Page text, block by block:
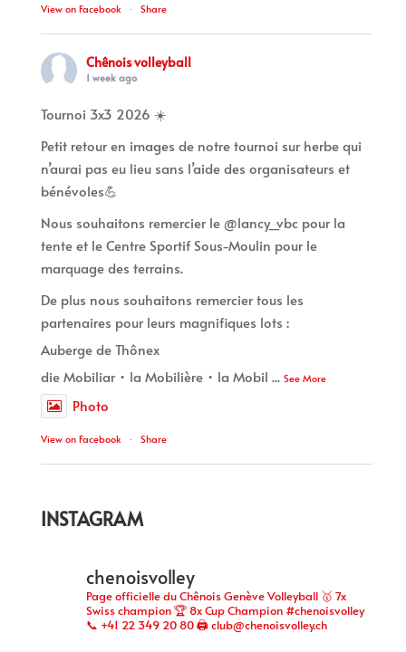
View on Facebook · Share
Chênois volleyball
1 week ago
Tournoi 3x3 2026 ☀️
Petit retour en images de notre tournoi sur herbe qui
n’aurai pas eu lieu sans l’aide des organisateurs et
bénévoles💪
Nous souhaitons remercier le @lancy_vbc pour la
tente et le Centre Sportif Sous-Moulin pour le
marquage des terrains.
De plus nous souhaitons remercier tous les
partenaires pour leurs magnifiques lots :
Auberge de Thônex
die Mobiliar • la Mobilière • la Mobil ... See More
Photo
View on Facebook · Share
INSTAGRAM
chenoisvolley
Page officielle du Chênois Genève Volleyball 🥇 7x
Swiss champion 🏆 8x Cup Champion #chenoisvolley
📞 +41 22 349 20 80 🖨 club@chenoisvolley.ch